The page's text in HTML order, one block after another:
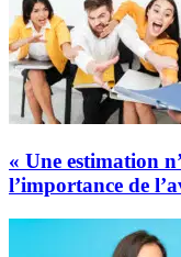
« Une estimation
l’importance de